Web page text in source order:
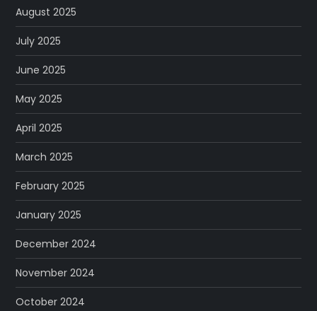
August 2025
July 2025
June 2025
May 2025
April 2025
March 2025
February 2025
January 2025
December 2024
November 2024
October 2024